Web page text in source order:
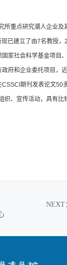
所重点研究潮人企业及
已建立了由7名教授，
国家社会科学基金项目
府和企业委托项目，
期刊发表论文50
织、宣传活动，具有比
NEXT